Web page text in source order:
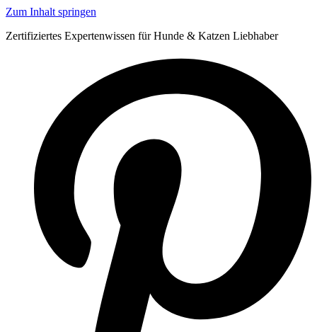
Zum Inhalt springen
Zertifiziertes Expertenwissen für Hunde & Katzen Liebhaber